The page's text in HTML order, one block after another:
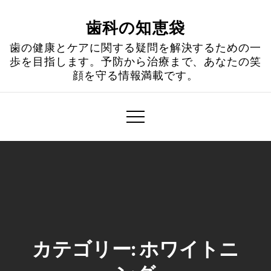
content
歯科の知恵袋
歯の健康とケアに関する疑問を解決するための一
歩を目指します。予防から治療まで、あなたの笑
顔を守る情報満載です。
カテゴリー:ホワイトニ